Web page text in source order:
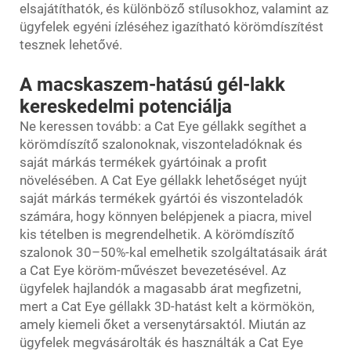
elsajátíthatók, és különböző stílusokhoz, valamint az
ügyfelek egyéni ízléséhez igazítható körömdíszítést
tesznek lehetővé.
A macskaszem-hatású gél-lakk
kereskedelmi potenciálja
Ne keressen tovább: a Cat Eye géllakk segíthet a
körömdíszítő szalonoknak, viszonteladóknak és
saját márkás termékek gyártóinak a profit
növelésében. A Cat Eye géllakk lehetőséget nyújt
saját márkás termékek gyártói és viszonteladók
számára, hogy könnyen belépjenek a piacra, mivel
kis tételben is megrendelhetik. A körömdíszítő
szalonok 30–50%-kal emelhetik szolgáltatásaik árát
a Cat Eye köröm-művészet bevezetésével. Az
ügyfelek hajlandók a magasabb árat megfizetni,
mert a Cat Eye géllakk 3D-hatást kelt a körmökön,
amely kiemeli őket a versenytársaktól. Miután az
ügyfelek megvásárolták és használták a Cat Eye